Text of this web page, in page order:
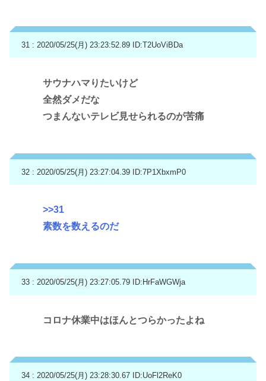
31 : 2020/05/25(月) 23:23:52.89 ID:T2UoViBDa
サウナハマりたいけど
全然ダメだな
つまんないテレビ見せられるのが苦痛
32 : 2020/05/25(月) 23:27:04.39 ID:7P1XbxmP0
>>31
素数を数えるのだ
33 : 2020/05/25(月) 23:27:05.79 ID:HrFaWGWja
コロナ休業中はほんとつらかったよね
34 : 2020/05/25(月) 23:28:30.67 ID:UoFl2ReK0